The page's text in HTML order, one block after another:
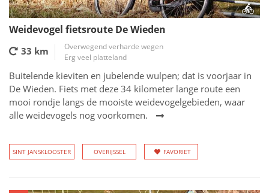
Weidevogel fietsroute De Wieden
33 km
Overwegend verharde wegen
Erg veel platteland
Buitelende kieviten en jubelende wulpen; dat is voorjaar in
De Wieden. Fiets met deze 34 kilometer lange route een
mooi rondje langs de mooiste weidevogelgebieden, waar
alle weidevogels nog voorkomen.
SINT JANSKLOOSTER OVERIJSSEL FAVORIET